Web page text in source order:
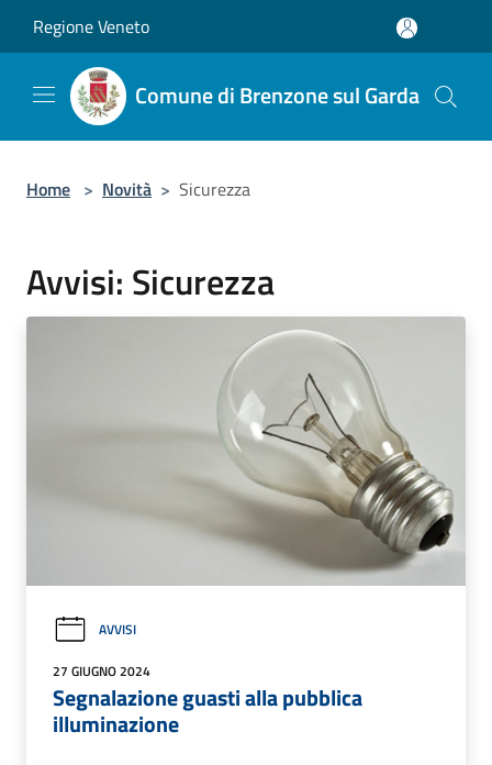
Regione Veneto
Comune di Brenzone sul Garda
Home > Novità > Sicurezza
Avvisi: Sicurezza
AVVISI
27 GIUGNO 2024
Segnalazione guasti alla pubblica
illuminazione